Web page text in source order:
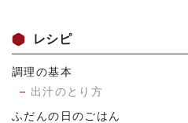
レシピ
調理の基本
出汁のとり方
ふだんの日のごはん